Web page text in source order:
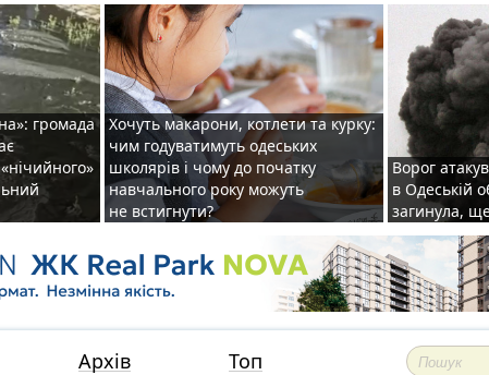
громада
Хочуть макарони, котлети та курку:
чим годуватимуть одеських
школярів і чому до початку
навчального року можуть
не встигнути?
Ворог
в Одеській
загинула,
Архів Топ